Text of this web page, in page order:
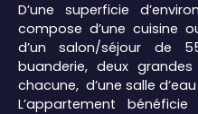
D’une superficie
compose d’une cuisine
d’un salon/séjour de
buanderie, deux
chacune, d’une salle
L’appartement